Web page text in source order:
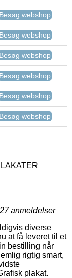
Besøg webshop
Besøg webshop
Besøg webshop
Besøg webshop
Besøg webshop
Besøg webshop
27anmeldelser
diverse
at få leveret til et
bestilling når
rigtig smart,
plakat.